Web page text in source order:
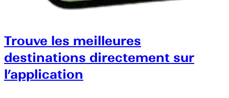
Trouve les meilleures
destinations directement sur
l’application